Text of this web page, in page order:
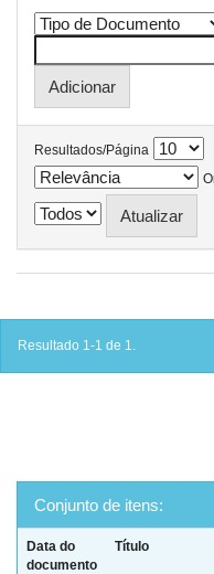
Resultados/Página
Resultado 1-1 de 1.
Conjunto de itens:
Data do
documento
Título